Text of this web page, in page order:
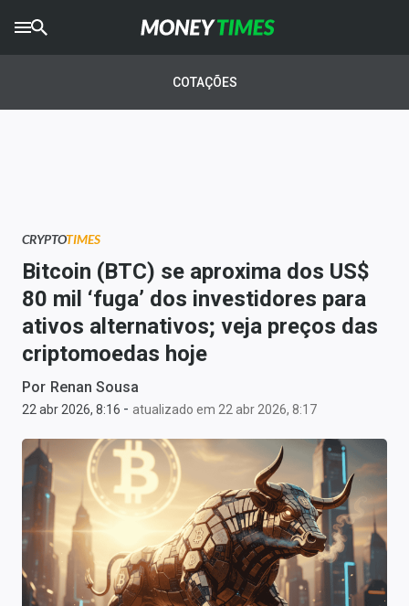
AGROTIMES
Newsletters
Money Trader
Anuncie
Últimas Notícias
Cotações
Comprar ou vender?
Carteiras Recomendadas
Central de Dividendos
COTAÇÕES
CRYPTOTIMES
Bitcoin (BTC) se aproxima dos US$
80 mil ‘fuga’ dos investidores para
ativos alternativos; veja preços das
criptomoedas hoje
Por Renan Sousa
22 abr 2026, 8:16 - atualizado em 22 abr 2026, 8:17